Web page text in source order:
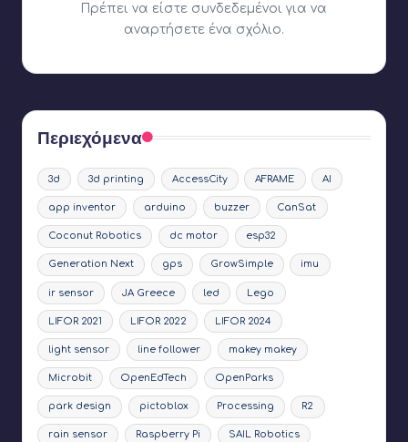
Πρέπει να είστε συνδεδεμένοι για να
αναρτήσετε ένα σχόλιο.
Περιεχόμενα
3d 3d printing AccessCity AFRAME AI
app inventor arduino buzzer CanSat
Coconut Robotics dc motor esp32
Generation Next gps GrowSimple imu
ir sensor JA Greece led Lego
LIFOR 2021 LIFOR 2022 LIFOR 2024
light sensor line follower makey makey
Microbit OpenEdTech OpenParks
park design pictoblox Processing R2
rain sensor Raspberry Pi SAIL Robotics